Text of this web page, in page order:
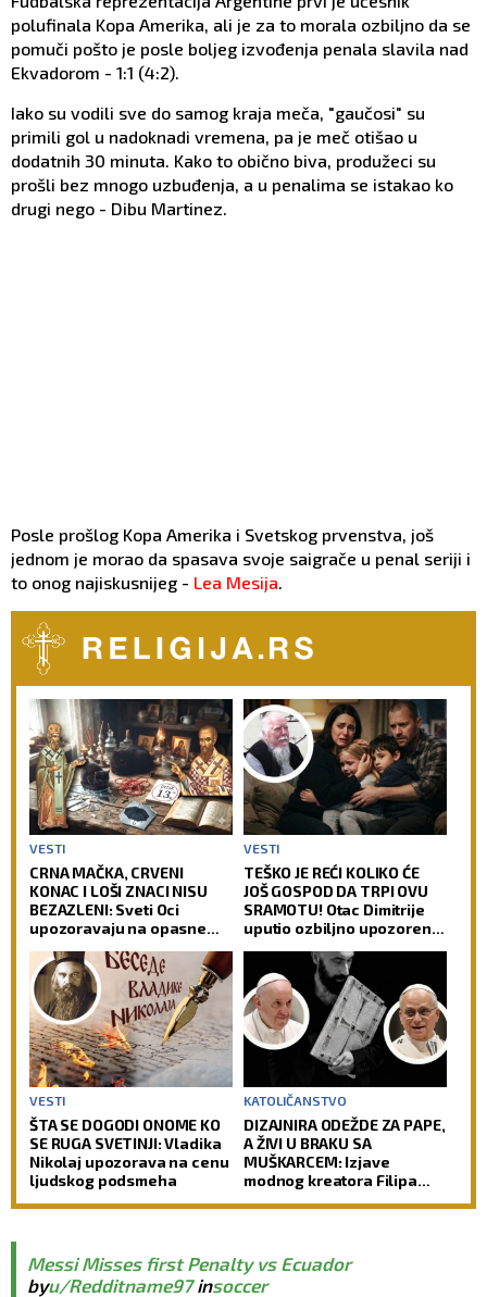
polufinala Kopa Amerika, ali je za to morala ozbiljno da se
pomuči pošto je posle boljeg izvođenja penala slavila nad
Ekvadorom - 1:1 (4:2).
Iako su vodili sve do samog kraja meča, "gaučosi" su
primili gol u nadoknadi vremena, pa je meč otišao u
dodatnih 30 minuta. Kako to obično biva, produžeci su
prošli bez mnogo uzbuđenja, a u penalima se istakao ko
drugi nego - Dibu Martinez.
Posle prošlog Kopa Amerika i Svetskog prvenstva, još
jednom je morao da spasava svoje saigrače u penal seriji i
to onog najiskusnijeg - Lea Mesija.
VESTI
CRNA MAČKA, CRVENI
KONAC I LOŠI ZNACI NISU
BEZAZLENI: Sveti Oci
upozoravaju na opasne
savremeni čovek
VESTI
TEŠKO JE REĆI KOLIKO ĆE
JOŠ GOSPOD DA TRPI OVU
SRAMOTU! Otac Dimitrije
uputio ozbiljno upozorenje
spasavaju decu od zla!
VESTI
ŠTA SE DOGODI ONOME KO
SE RUGA SVETINJI: Vladika
Nikolaj upozorava na cenu
ljudskog podsmeha
KATOLIČANSTVO
DIZAJNIRA ODEŽDE ZA PAPE,
A ŽIVI U BRAKU SA
MUŠKARCEM: Izjave
modnog kreatora Filipa
Messi Misses first Penalty vs Ecuador
byu/Redditname97insoccer